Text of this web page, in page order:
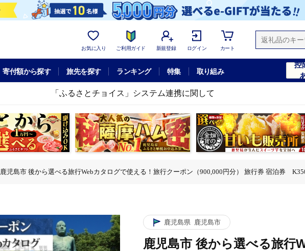
お気に入り ご利用ガイド 新規登録 ログイン カート
寄付額から探す 旅先を探す ランキング 特集 取り組み
控
「ふるさとチョイス」システム連携に関して
鹿児島市 後から選べる旅行Webカタログで使える！旅行クーポン（900,000円分） 旅行券 宿泊券
鹿児島県 鹿児島市
鹿児島市 後から選べる旅行